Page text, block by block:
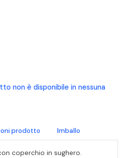
non è disponibile in nessuna
prodotto Imballo
coperchio in sughero.